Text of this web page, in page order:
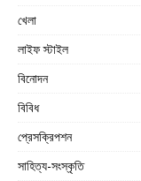
খেলা
লাইফ স্টাইল
বিনোদন
বিবিধ
প্রেসক্রিপশন
সাহিত্য-সংস্কৃতি